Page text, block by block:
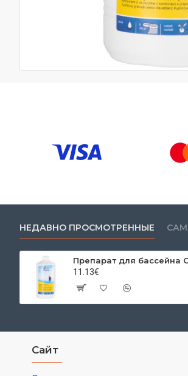
НЕДАВНО ПРОСМОТРЕННЫЕ
11.13€
Сайт